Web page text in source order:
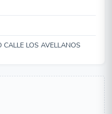
CALLE LOS AVELLANOS